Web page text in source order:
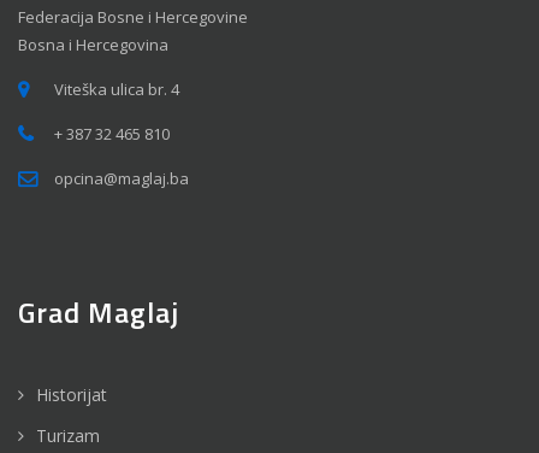
Federacija Bosne i Hercegovine
Bosna i Hercegovina
Viteška ulica br. 4
+ 387 32 465 810
opcina@maglaj.ba
Grad Maglaj
Historijat
Turizam